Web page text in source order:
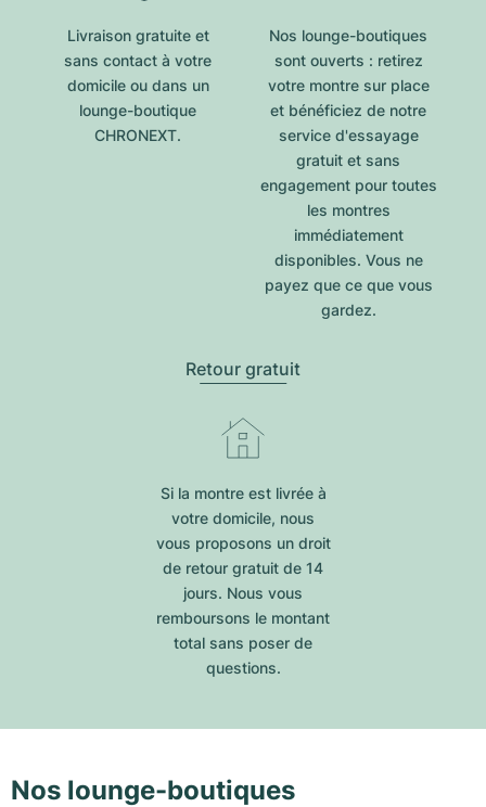
Livraison gratuite et
sans contact à votre
domicile ou dans un
lounge-boutique
CHRONEXT.
Nos lounge-boutiques
sont ouverts : retirez
votre montre sur place
et bénéficiez de notre
service d'essayage
gratuit et sans
engagement pour toutes
les montres
immédiatement
disponibles. Vous ne
payez que ce que vous
gardez.
Retour gratuit
Si la montre est livrée à
votre domicile, nous
vous proposons un droit
de retour gratuit de 14
jours. Nous vous
remboursons le montant
total sans poser de
questions.
Nos lounge-boutiques